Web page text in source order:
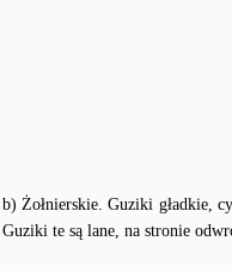
b) Żołnierskie. Guziki gładkie,
Guziki te są lane, na stronie